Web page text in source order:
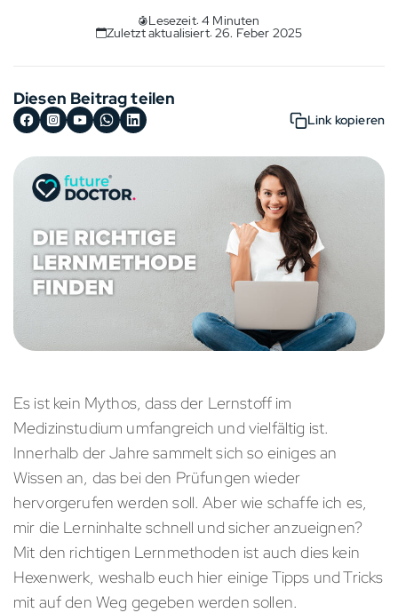
Lesezeit: 4 Minuten
Zuletzt aktualisiert: 26. Feber 2025
Diesen Beitrag teilen
Link kopieren
Es ist kein Mythos, dass der Lernstoff im
Medizinstudium umfangreich und vielfältig ist.
Innerhalb der Jahre sammelt sich so einiges an
Wissen an, das bei den Prüfungen wieder
hervorgerufen werden soll. Aber wie schaffe ich es,
mir die Lerninhalte schnell und sicher anzueignen?
Mit den richtigen Lernmethoden ist auch dies kein
Hexenwerk, weshalb euch hier einige Tipps und Tricks
mit auf den Weg gegeben werden sollen.